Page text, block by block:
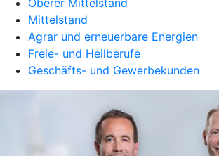
Oberer Mittelstand
Mittelstand
Agrar und erneuerbare Energien
Freie- und Heilberufe
Geschäfts- und Gewerbekunden